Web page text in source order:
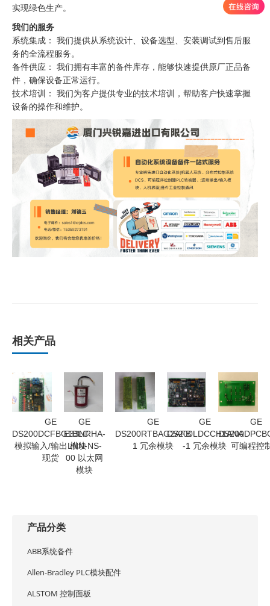
实现绿色生产。
我们的服务
系统集成： 我们提供从系统设计、设备选型、安装调试到售后服
务的全流程服务。
备件供应： 我们拥有丰富的备件库存，能够快速提供原厂正品备
件，确保设备正常运行。
技术培训： 我们为客户提供专业的技术培训，帮助客户快速掌握
设备的操作和维护。
相关产品
GE
DS200DCFBG1BLC
模拟输入/输出 模块
现货
GE
E33NRHA-
LNN-NS-
00 以太网
模块
GE
DS200RTBAG2AFB
1 冗余模块
GE
DS200LDCCH1ANA
-1 冗余模块
GE
可编程控
产品分类
ABB系统备件
Allen-Bradley PLC模块配件
ALSTOM 控制面板